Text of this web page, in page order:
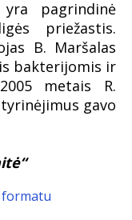
pagrindinė
priežastis.
B. Maršalas
bakterijomis ir
metais R.
gavo